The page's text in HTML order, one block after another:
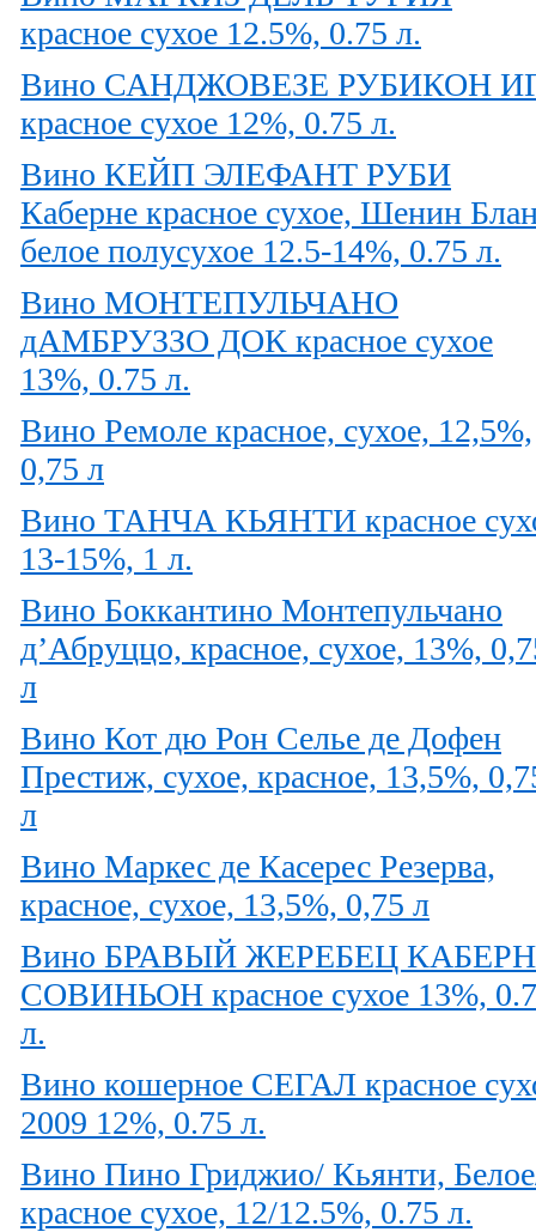
красное сухое 12.5%, 0.75 л.
Вино САНДЖОВЕЗЕ РУБИКОН
красное сухое 12%, 0.75 л.
Вино КЕЙП ЭЛЕФАНТ РУБИ
Каберне красное сухое, Шенин
белое полусухое 12.5-14%, 0.75 л.
Вино МОНТЕПУЛЬЧАНО
дАМБРУЗЗО ДОК красное сухое
13%, 0.75 л.
Вино Ремоле красное, сухое, 12,5%,
0,75 л
Вино ТАНЧА КЬЯНТИ красное
13-15%, 1 л.
Вино Боккантино Монтепульчано
д’Абруццо, красное, сухое, 13%,
л
Вино Кот дю Рон Селье де Дофен
Престиж, сухое, красное, 13,5%,
л
Вино Маркес де Касерес Резерва,
красное, сухое, 13,5%, 0,75 л
Вино БРАВЫЙ ЖЕРЕБЕЦ
СОВИНЬОН красное сухое 13%,
л.
Вино кошерное СЕГАЛ красное
2009 12%, 0.75 л.
Вино Пино Гриджио/ Кьянти,
красное сухое, 12/12.5%, 0.75 л.